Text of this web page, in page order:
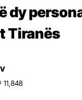
dy
Tiranës
11,848